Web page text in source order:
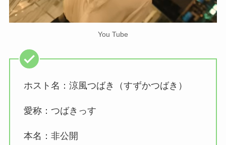
You Tube
ホスト名：涼風つばき（すずかつばき）
愛称：つばきっす
本名：非公開